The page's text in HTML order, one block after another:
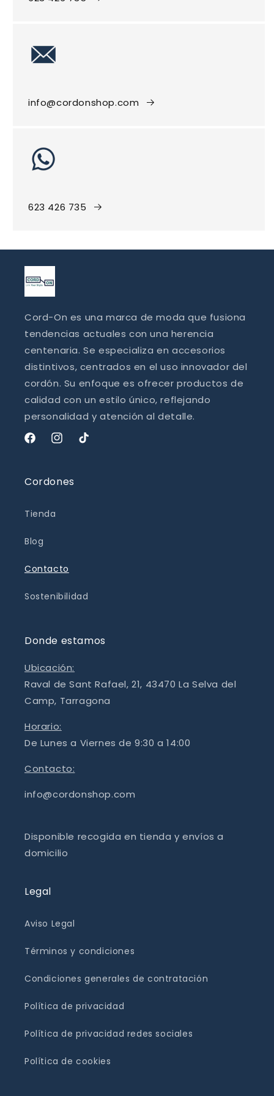
info@cordonshop.com
623 426 735
Cord-On es una marca de moda que fusiona
tendencias actuales con una herencia
centenaria. Se especializa en accesorios
distintivos, centrados en el uso innovador del
cordón. Su enfoque es ofrecer productos de
calidad con un estilo único, reflejando
personalidad y atención al detalle.
FacebookInstagram
TikTok
Cordones
Tienda
Blog
Contacto
Sostenibilidad
Donde estamos
Ubicación:
Raval de Sant Rafael, 21, 43470 La Selva del
Camp, Tarragona
Horario:
De Lunes a Viernes de 9:30 a 14:00
Contacto:
info@cordonshop.com
Disponible recogida en tienda y envíos a
domicilio
Legal
Aviso Legal
Términos y condiciones
Condiciones generales de contratación
Política de privacidad
Política de privacidad redes sociales
Política de cookies